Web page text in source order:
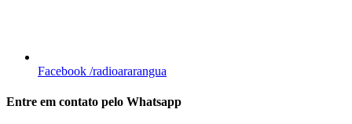
Facebook /radioararangua
Entre em contato pelo Whatsapp